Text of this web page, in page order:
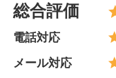
総合評価
電話対応
メール対応